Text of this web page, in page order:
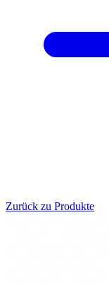
Zurück zu Produkte